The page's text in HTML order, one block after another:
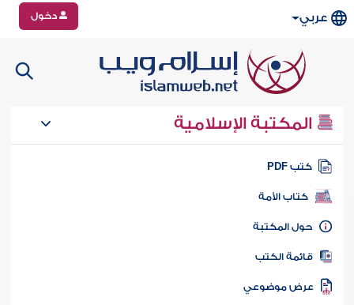
عربي دخول
المكتبة الإسلامية
كتب PDF
كتاب الأمة
المكتبة
الكتب